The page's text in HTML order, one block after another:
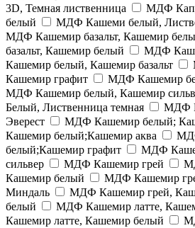
3D, Темная лиственница
МДФ
белый
МДФ Кашеми белый,
МДФ Кашемир базальт, Кашемир
базальт, Кашемир белый
МДФ
Кашемир белый, Кашемир базальт
Кашемир графит
МДФ Кашемир
МДФ Кашемир белый, Кашемир
Белый, Лиственница темная
МДФ
Эверест
МДФ Кашемир белый;
Кашемир белый;Кашемир аква
белый;Кашемир графит
МДФ
сильвер
МДФ Кашемир грей
Кашемир белый
МДФ Кашемир
Миндаль
МДФ Кашемир грей,
белый
МДФ Кашемир латте,
Кашемир латте, Кашемир белый